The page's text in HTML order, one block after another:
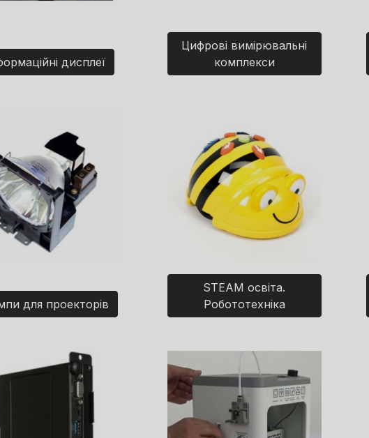
дисплеї
Цифрові вимірювальні
комплекси
для проекторів
STEAM освіта.
Робототехніка